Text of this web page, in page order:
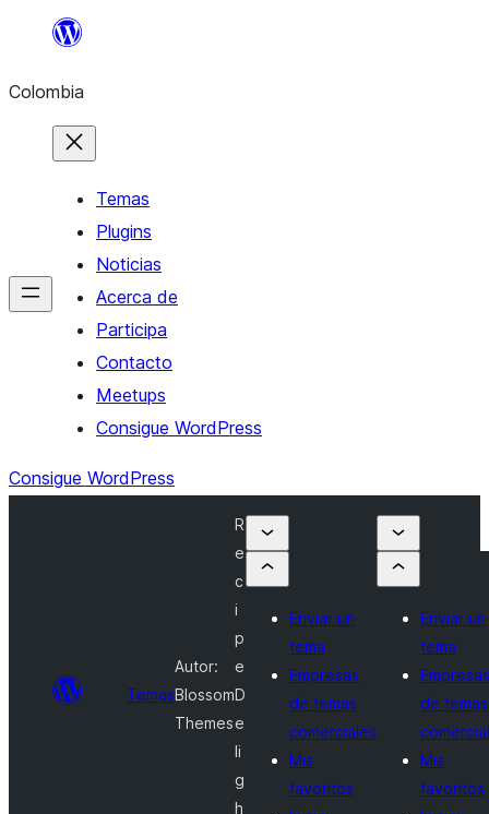
Saltar
contenido
Colombia
Temas
Plugins
Noticias
Acerca de
Participa
Contacto
Meetups
Consigue WordPress
Consigue WordPress
Temas
Autor:
Blossom
Themes
R
e
c
i
p
e
D
e
li
g
h
Enviar un
tema
Empresas
de temas
comerciales
Mis
favoritos
Enviar un
tema
Empresas
de temas
Mis
favoritos